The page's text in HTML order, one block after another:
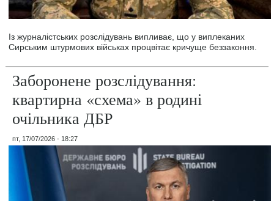
Із журналістських розслідувань випливає, що у виплеканих
Сирським штурмових військах процвітає кричуще беззаконня.
Заборонене розслідування:
квартирна «схема» в родині
очільника ДБР
пт, 17/07/2026 - 18:27